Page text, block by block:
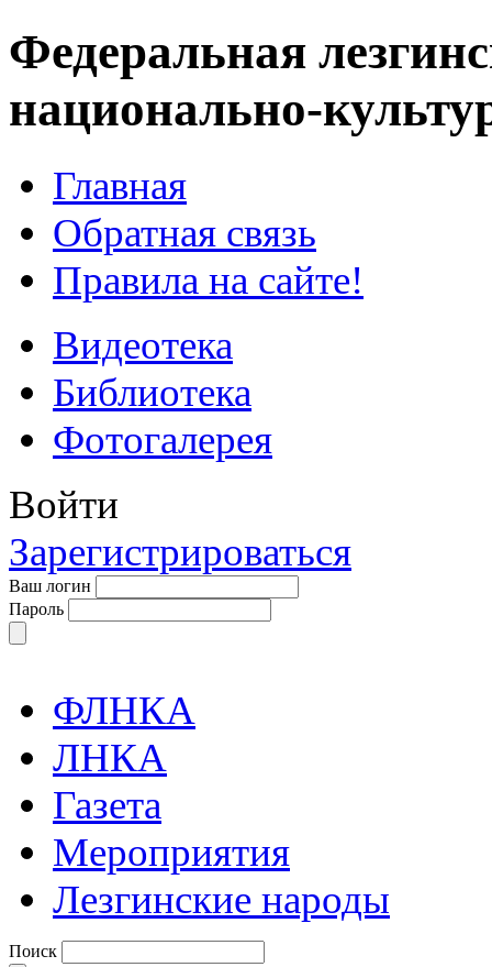
Федеральная
национально-
Главная
Обратная связь
Правила на сайте!
Видеотека
Библиотека
Фотогалерея
Войти
Зарегистрироваться
Ваш логин
Пароль
ФЛНКА
ЛНКА
Газета
Мероприятия
Лезгинские народы
Поиск